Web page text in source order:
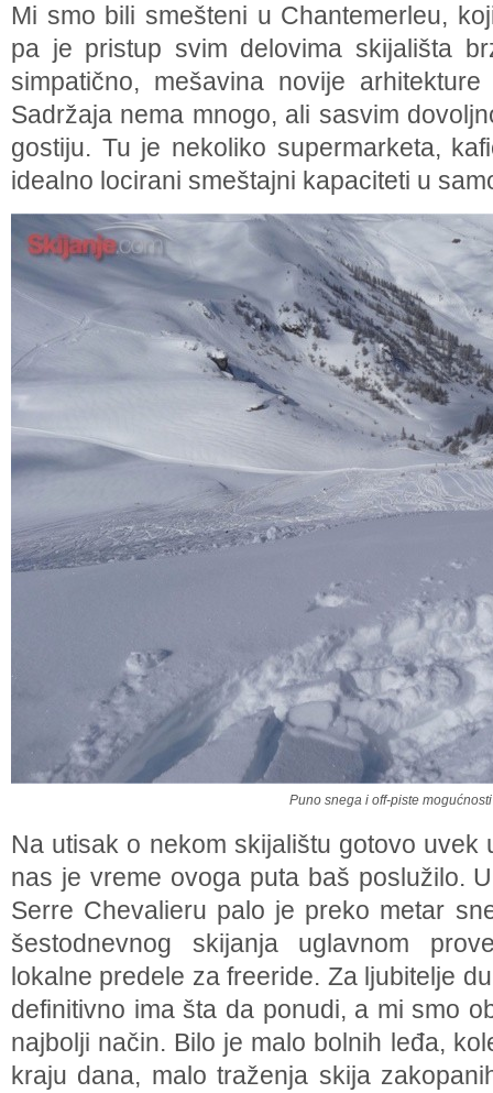
Mi smo bili smešteni u Chantemerleu,
pa je pristup svim delovima skijališta
simpatično, mešavina novije
Sadržaja nema mnogo, ali sasvim
gostiju. Tu je nekoliko supermarketa,
idealno locirani smeštajni kapaciteti u
Puno snega i off-piste mogućnosti
Na utisak o nekom skijalištu gotovo uvek
nas je vreme ovoga puta baš poslužilo.
Serre Chevalieru palo je preko metar
šestodnevnog skijanja uglavnom
lokalne predele za freeride. Za ljubitelje
definitivno ima šta da ponudi, a mi smo
najbolji način. Bilo je malo bolnih leđa,
kraju dana, malo traženja skija